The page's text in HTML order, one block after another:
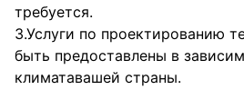
требуется.
3.Услуги по проектированию
быть предоставлены в
климатавашей страны.